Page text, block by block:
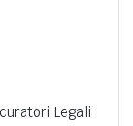
Legali